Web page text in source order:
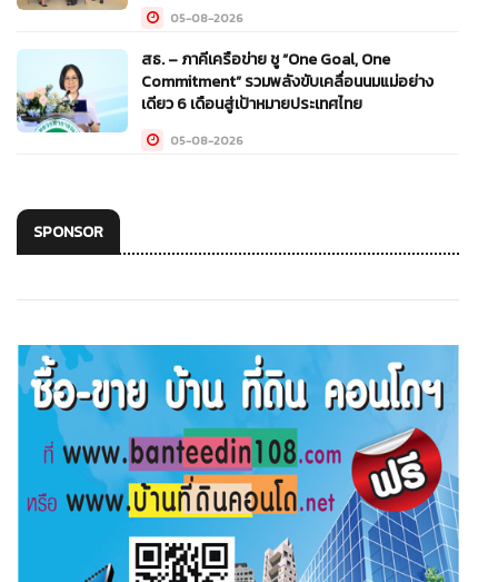
05-08-2026
สธ. – ภาคีเครือข่าย ชู “One Goal, One
Commitment” รวมพลังขับเคลื่อนนมแม่อย่าง
เดียว 6 เดือนสู่เป้าหมายประเทศไทย
05-08-2026
SPONSOR